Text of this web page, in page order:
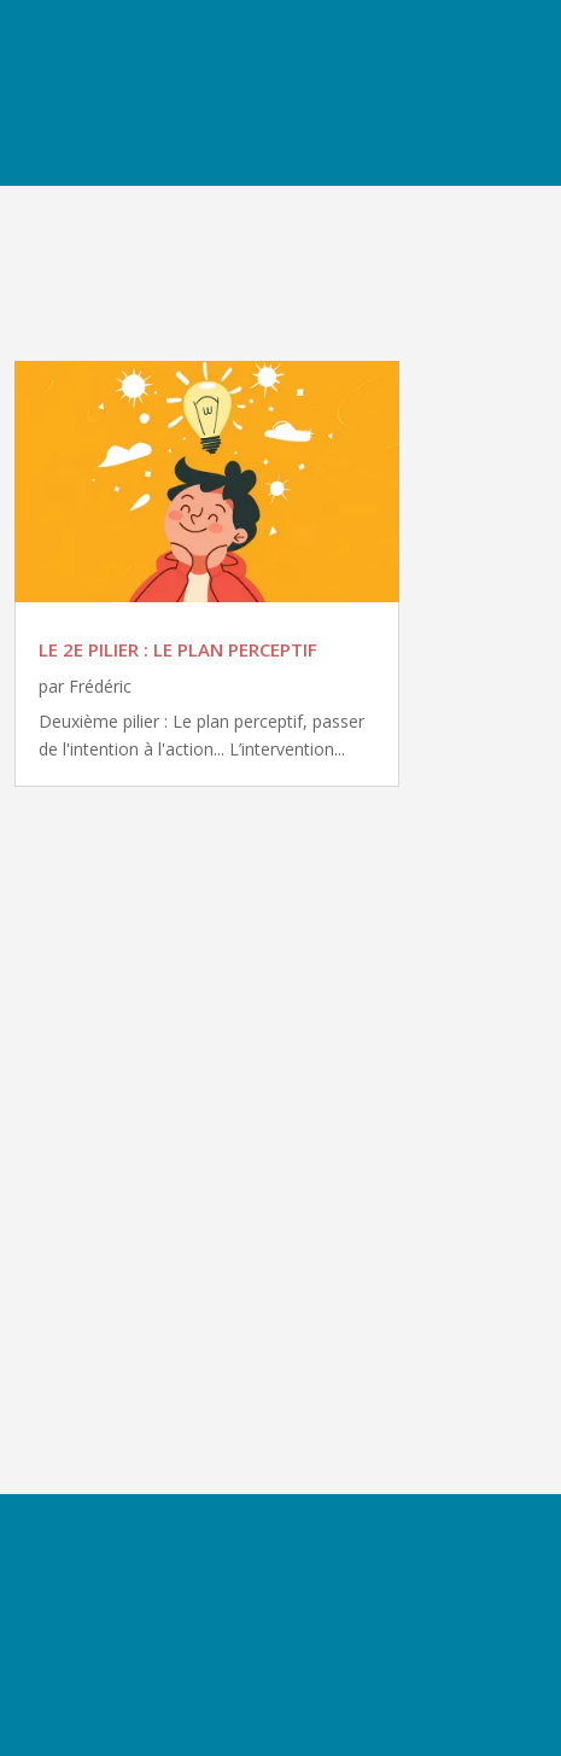
LE 2E PILIER : LE PLAN PERCEPTIF
par Frédéric
Deuxième pilier : Le plan perceptif, passer
de l'intention à l'action... L’intervention...